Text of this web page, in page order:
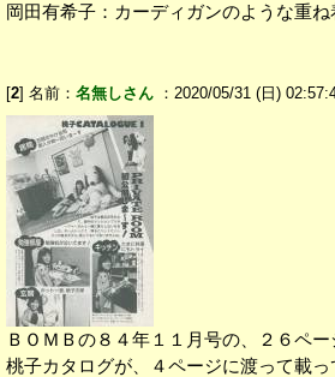
岡田有希子：カーディガンのような重ね
[2] 名前： 名無しさん ：2020/05/31 (日)
ＢＯＭＢの８４年１１月号の、２６ペー
桃子カタログが、４ページに渡って載っ